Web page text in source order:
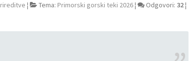
¦ Tema: Primorski gorski teki 2026¦ Odgovori: 32¦